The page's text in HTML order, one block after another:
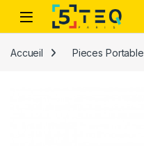
Passer à la navigation
Aller au contenu
Accueil Pieces Portable